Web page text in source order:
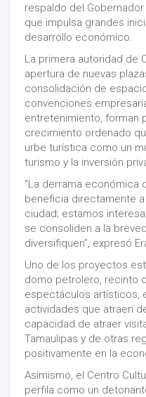
respaldo del Gobernador
que impulsa grandes
desarrollo económico.
La primera autoridad de
apertura de nuevas
consolidación de
convenciones
entretenimiento, forman
crecimiento ordenado
urbe turística como un
turismo y la inversión
“La derrama económica
beneficia directamente
ciudad; estamos
se consoliden a la
diversifiquen”, expresó
Uno de los proyectos
domo petrolero, recinto
espectáculos artísticos,
actividades que atraen
capacidad de atraer
Tamaulipas y de otras
positivamente en la
Asimismo, el Centro
perfila como un